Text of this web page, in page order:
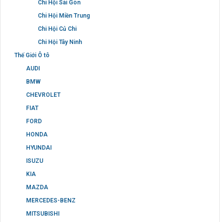
Chi Hội Sài Gòn
Chi Hội Miền Trung
Chi Hội Củ Chi
Chi Hội Tây Ninh
Thế Giới Ô tô
AUDI
BMW
CHEVROLET
FIAT
FORD
HONDA
HYUNDAI
ISUZU
KIA
MAZDA
MERCEDES-BENZ
MITSUBISHI